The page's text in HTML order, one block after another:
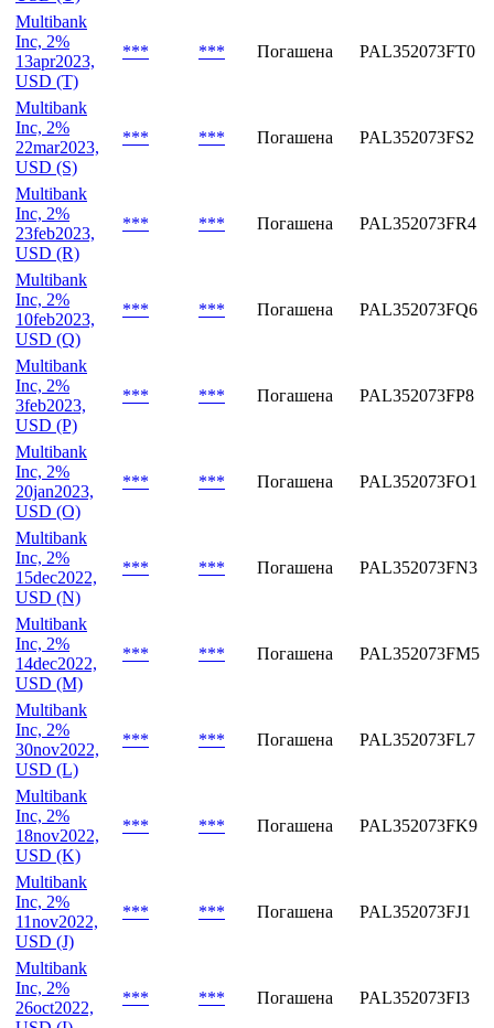
Multibank
Inc, 3.5%
11aug2023,
USD (U)
*** *** Погашена PAL352073FU8
Multibank
Inc, 2%
13apr2023,
USD (T)
*** *** Погашена PAL352073FT0
Multibank
Inc, 2%
22mar2023,
USD (S)
*** *** Погашена PAL352073FS2
Multibank
Inc, 2%
23feb2023,
USD (R)
*** *** Погашена PAL352073FR4
Multibank
Inc, 2%
10feb2023,
USD (Q)
*** *** Погашена PAL352073FQ6
Multibank
Inc, 2%
3feb2023,
USD (P)
*** *** Погашена PAL352073FP8
Multibank
Inc, 2%
20jan2023,
USD (O)
*** *** Погашена PAL352073FO1
Multibank
Inc, 2%
15dec2022,
USD (N)
*** *** Погашена PAL352073FN3
Multibank
Inc, 2%
14dec2022,
USD (M)
*** *** Погашена PAL352073FM5
Multibank
Inc, 2%
30nov2022,
USD (L)
*** *** Погашена PAL352073FL7
Multibank
Inc, 2%
18nov2022,
USD (K)
*** *** Погашена PAL352073FK9
Multibank
Inc, 2%
11nov2022,
USD (J)
*** *** Погашена PAL352073FJ1